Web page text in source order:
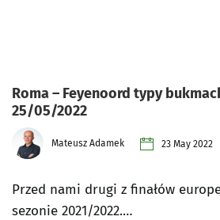
Roma – Feyenoord typy
25/05/2022
Mateusz Adamek 23 May 2022
Przed nami drugi z finałów
sezonie 2021/2022.…